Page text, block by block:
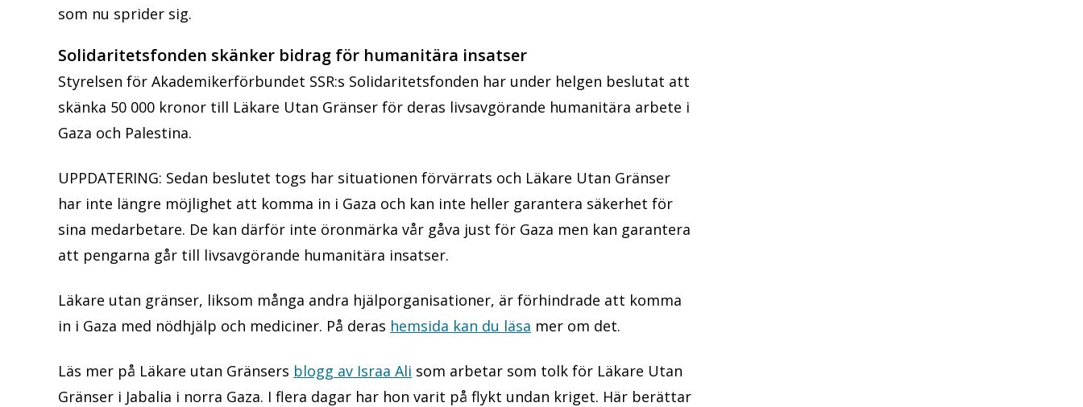
som nu sprider sig.
Solidaritetsfonden skänker bidrag för humanitära insatser
Styrelsen för Akademikerförbundet SSR:s Solidaritetsfonden har under helgen beslutat att
skänka 50 000 kronor till Läkare Utan Gränser för deras livsavgörande humanitära arbete i
Gaza och Palestina.
UPPDATERING: Sedan beslutet togs har situationen förvärrats och Läkare Utan Gränser
har inte längre möjlighet att komma in i Gaza och kan inte heller garantera säkerhet för
sina medarbetare. De kan därför inte öronmärka vår gåva just för Gaza men kan garantera
att pengarna går till livsavgörande humanitära insatser.
Läkare utan gränser, liksom många andra hjälporganisationer, är förhindrade att komma
in i Gaza med nödhjälp och mediciner. På deras hemsida kan du läsa mer om det.
Läs mer på Läkare utan Gränsers blogg av Israa Ali som arbetar som tolk för Läkare Utan
Gränser i Jabalia i norra Gaza. I flera dagar har hon varit på flykt undan kriget. Här berättar